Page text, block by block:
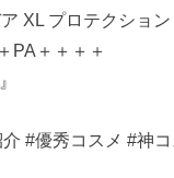
XL プロテクショ
PA＋＋＋＋
#優秀コスメ #神コ